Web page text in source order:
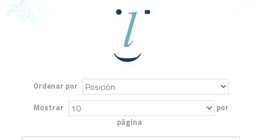
Ordenar por
Mostrar
por
página